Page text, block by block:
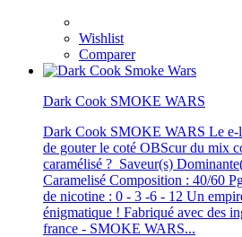
Wishlist
Comparer
Dark Cook SMOKE WARS
Dark Cook SMOKE WARS Le e-
de gouter le coté OBScur du mix
caramélisé ? Saveur(s)
Caramelisé Composition : 40/60
de nicotine : 0 - 3 -6 - 12 Un
énigmatique ! Fabriqué avec des
france - SMOKE WARS...